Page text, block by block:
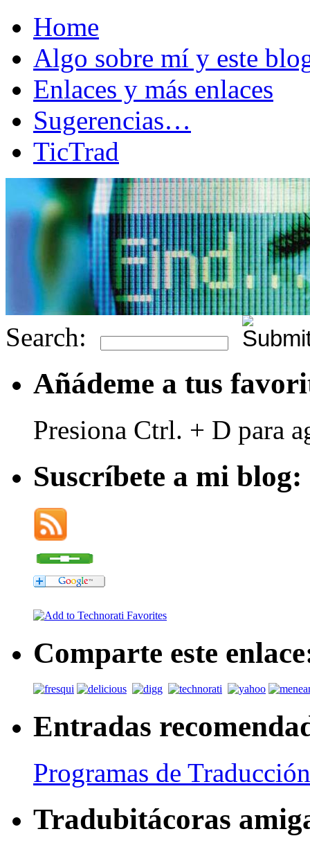
Home
Algo sobre mí y este
Enlaces y más enlaces
Sugerencias…
TicTrad
Search:
Añádeme a tus
Presiona Ctrl. + D para
Suscríbete a mi blog:
Comparte este
Entradas
Programas de
Tradubitácoras